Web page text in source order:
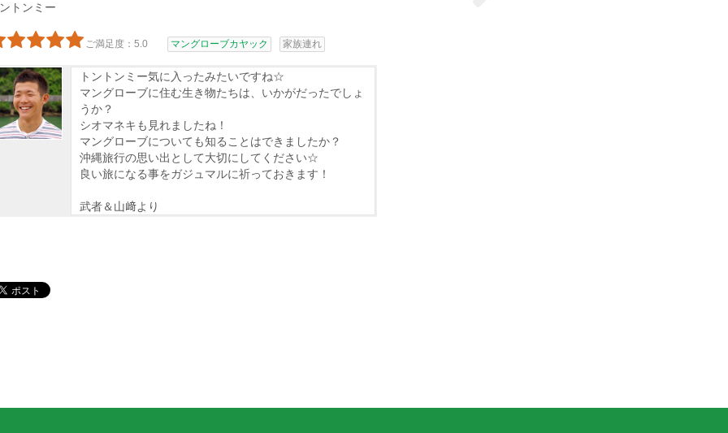
トンミー
ご満足度：5.0 マングローブカヤック 家族連れ
トントンミー気に入ったみたいですね☆
マングローブに住む生き物たちは、いかがだったでしょ
うか？
シオマネキも見れましたね！
マングローブについても知ることはできましたか？
沖縄旅行の思い出として大切にしてください☆
良い旅になる事をガジュマルに祈っておきます！
武者＆山﨑より